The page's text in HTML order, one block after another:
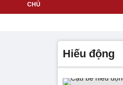
hiếu động